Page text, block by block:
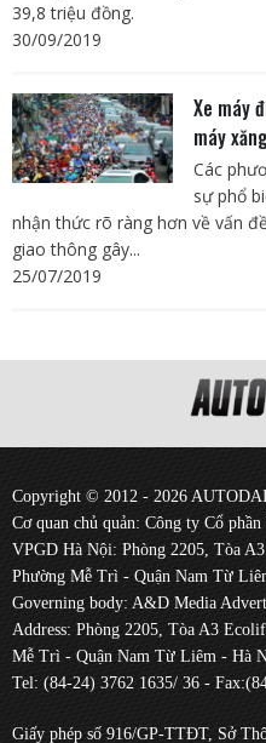
39,8 triệu đồng.
30/09/2019
Xe máy
máy
Các
sự phổ
nhận thức rõ ràng hơn về vấn
giao thông gây...
25/07/2019
Copyright © 2012 - 2026
Cơ quan chủ quản: Công ty Cổ
VPGD Hà Nội: Phòng 2205, Tòa
Phường Mễ Trì - Quận Nam Từ
Governing body: A&D Media
Address: Phòng 2205, Tòa A3
Mễ Trì - Quận Nam Từ Liêm - Hà
Tel: (84-24) 3762 1635/ 36 -
Giấy phép số 916/GP-TTĐT, Sở